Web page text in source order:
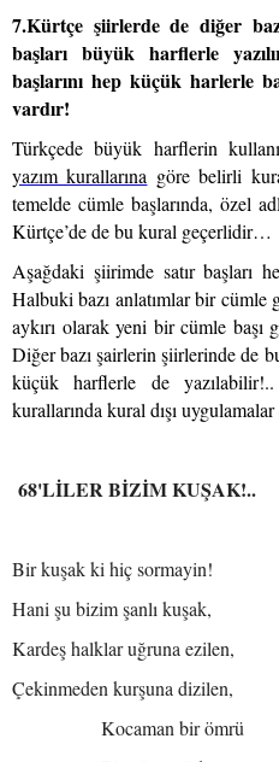
7.Kürtçe şiirlerde de diğer
başları büyük harflerle
başlarını hep küçük harlerle
vardır!
Türkçede büyük harflerin
yazım kurallarına göre belirli
temelde cümle başlarında, özel
Kürtçe’de de bu kural geçerlidir…
Aşağdaki şiirimde satır başları
Halbuki bazı anlatımlar bir
aykırı olarak yeni bir cümle
Diğer bazı şairlerin şiirlerinde de
küçük harflerle de
kurallarında kural dışı
68'LİLER BİZİM KUŞAK!..
Bir kuşak ki hiç sormayin!
Hani şu bizim şanlı kuşak,
Kardeş halklar uğruna ezilen,
Çekinmeden kurşuna dizilen,
Kocaman bir ömrü